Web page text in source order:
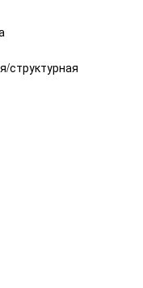
структурная